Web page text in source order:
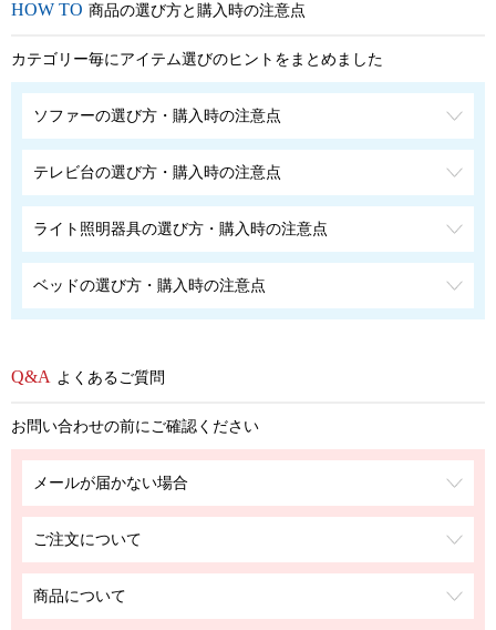
商品の選び方と購入時の注意点
カテゴリー毎にアイテム選びのヒントをまとめました
ソファーの選び方・購入時の注意点
テレビ台の選び方・購入時の注意点
ライト照明器具の選び方・購入時の注意点
ベッドの選び方・購入時の注意点
よくあるご質問
お問い合わせの前にご確認ください
メールが届かない場合
ご注文について
商品について